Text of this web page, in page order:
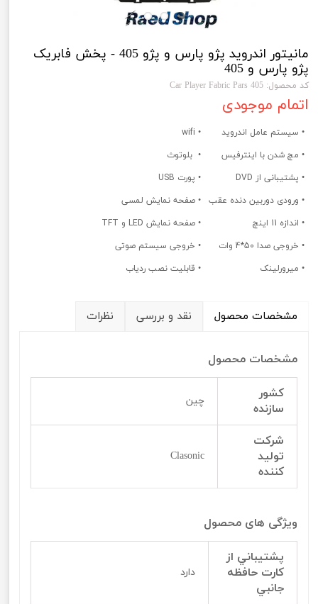
مانیتور اندروید پژو پارس و پژو 405 - پخش فابریک
پژو پارس و 405
کد محصول: Car Player Fabric Pars 405
اتمام موجودی
• سیستم عامل اندروید
• wifi
• مچ شدن با اینترفیس
• بلوتوث
• پشتیبانی از DVD
• پورت USB
• ورودی دوربین دنده عقب • صفحه نمایش لمسی
• اندازه 11 اینچ
• صفحه نمایش LED و TFT
• خروجی صدا 50*4 وات
• خروجی سیستم صوتی
• میرورلینک
• قابلیت نصب ردیاب
مشخصات محصول نقد و بررسی نظرات
مشخصات محصول
کشور
سازنده
چین
شرکت
تولید
کننده
Clasonic
ویژگی های محصول
پشتيباني از
کارت حافظه
جانبي
دارد